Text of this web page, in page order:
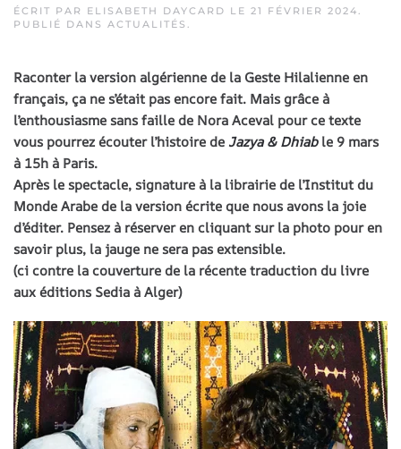
ÉCRIT PAR ELISABETH DAYCARD LE 21 FÉVRIER 2024.
PUBLIÉ DANS ACTUALITÉS .
Raconter la version algérienne de la Geste Hilalienne en
français, ça ne s’était pas encore fait. Mais grâce à
l’enthousiasme sans faille de Nora Aceval pour ce texte
vous pourrez écouter l’histoire de Jazya & Dhiable 9 mars
à 15h à Paris.
Après le spectacle, signature à la librairie de l’Institut du
Monde Arabe de la version écrite que nous avons la joie
d’éditer. Pensez à réserver en cliquant sur la photo pour en
savoir plus, la jauge ne sera pas extensible.
(ci contre la couverture de la récente traduction du livre
aux éditions Sedia à Alger)